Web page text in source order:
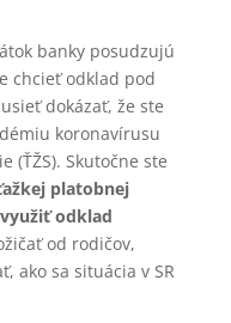
banky posudzujú
chcieť odklad pod
dokázať, že ste
koronavírusu
(ŤŽS). Skutočne ste
platobnej
odklad
od rodičov,
ako sa situácia v SR